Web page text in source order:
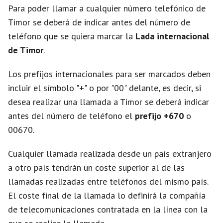
e
Para poder llamar a cualquier número telefónico de
Timor se deberá de indicar antes del número de
teléfono que se quiera marcar la Lada internacional
de Timor.
Los prefijos internacionales para ser marcados deben
incluir el símbolo "+" o por "00" delante, es decir, si
desea realizar una llamada a Timor se deberá indicar
antes del número de teléfono el prefijo +670 o
00670.
Cualquier llamada realizada desde un país extranjero
a otro país tendrán un coste superior al de las
llamadas realizadas entre teléfonos del mismo país.
El coste final de la llamada lo definirá la compañía
de telecomunicaciones contratada en la línea con la